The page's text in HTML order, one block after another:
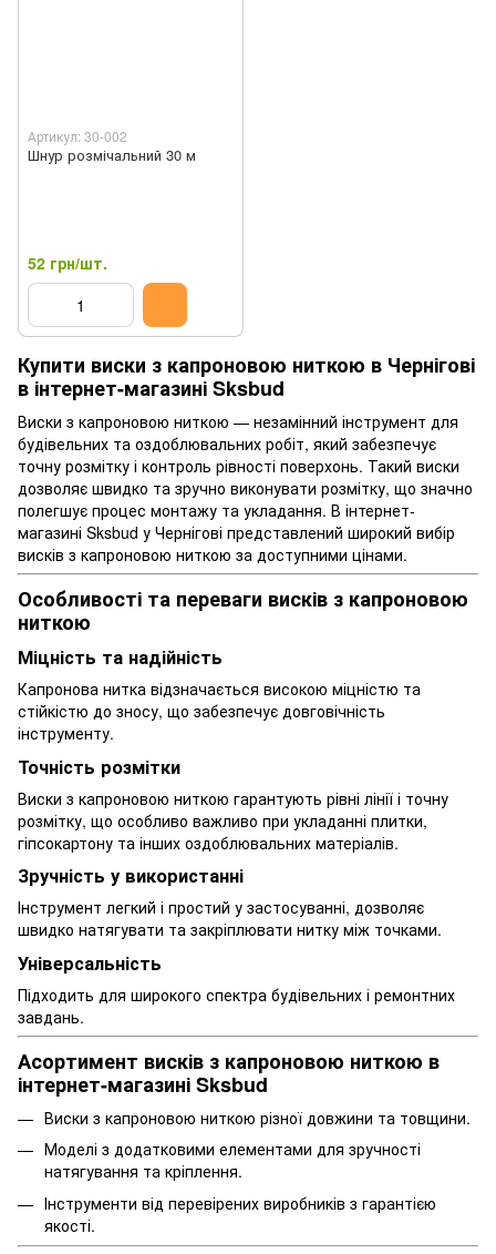
Артикул: 30-002
Шнур розмічальний 30 м
52 грн/шт.
Купити виски з капроновою ниткою в Чернігові
в інтернет-магазині Sksbud
Виски з капроновою ниткою — незамінний інструмент для
будівельних та оздоблювальних робіт, який забезпечує
точну розмітку і контроль рівності поверхонь. Такий виски
дозволяє швидко та зручно виконувати розмітку, що значно
полегшує процес монтажу та укладання. В інтернет-
магазині Sksbud у Чернігові представлений широкий вибір
висків з капроновою ниткою за доступними цінами.
Особливості та переваги висків з капроновою
ниткою
Міцність та надійність
Капронова нитка відзначається високою міцністю та
стійкістю до зносу, що забезпечує довговічність
інструменту.
Точність розмітки
Виски з капроновою ниткою гарантують рівні лінії і точну
розмітку, що особливо важливо при укладанні плитки,
гіпсокартону та інших оздоблювальних матеріалів.
Зручність у використанні
Інструмент легкий і простий у застосуванні, дозволяє
швидко натягувати та закріплювати нитку між точками.
Універсальність
Підходить для широкого спектра будівельних і ремонтних
завдань.
Асортимент висків з капроновою ниткою в
інтернет-магазині Sksbud
Виски з капроновою ниткою різної довжини та товщини.
Моделі з додатковими елементами для зручності
натягування та кріплення.
Інструменти від перевірених виробників з гарантією
якості.